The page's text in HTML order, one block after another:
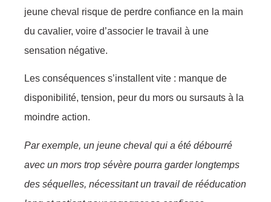
jeune cheval risque de perdre confiance en la main
du cavalier, voire d’associer le travail à une
sensation négative.
Les conséquences s’installent vite : manque de
disponibilité, tension, peur du mors ou sursauts à la
moindre action.
Par exemple, un jeune cheval qui a été débourré
avec un mors trop sévère pourra garder longtemps
des séquelles, nécessitant un travail de rééducation